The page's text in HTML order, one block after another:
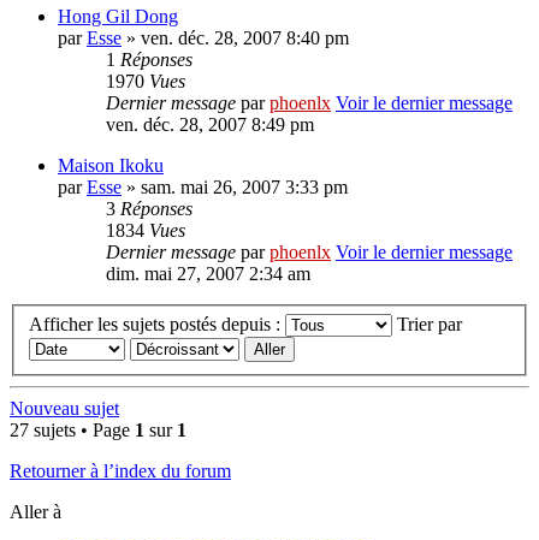
Hong Gil Dong
parEsse » ven. déc. 28, 2007 8:40 pm
1 Réponses
1970 Vues
Dernier message parphoenlx Voir le dernier message
ven. déc. 28, 2007 8:49 pm
Maison Ikoku
parEsse » sam. mai 26, 2007 3:33 pm
3 Réponses
1834 Vues
Dernier message parphoenlx Voir le dernier message
dim. mai 27, 2007 2:34 am
Afficher les sujets postés depuis : Trier par
Nouveau sujet
27 sujets • Page 1 sur 1
Retourner à l’index du forum
Aller à